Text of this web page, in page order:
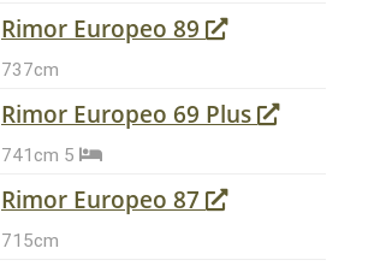
Rimor Europeo 89
737cm
Rimor Europeo 69 Plus
741cm 5
Rimor Europeo 87
715cm